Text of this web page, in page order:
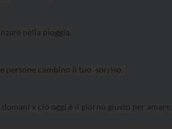
nella pioggia.
persone cambino il tuo sorriso.
x ciò oggi è il giorno giusto per amare,